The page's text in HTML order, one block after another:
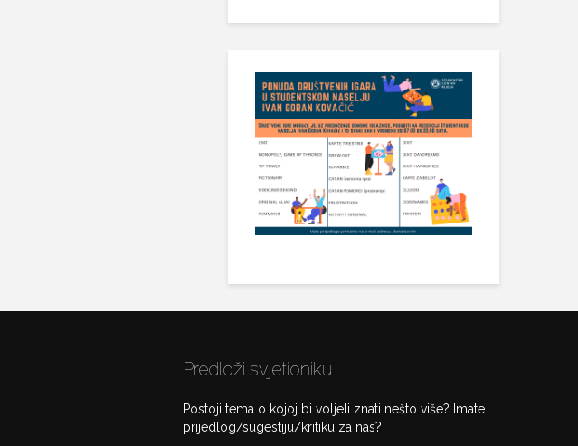
Predloži svjetioniku
Postoji tema o kojoj bi voljeli znati nešto više? Imate
prijedlog/sugestiju/kritiku za nas?